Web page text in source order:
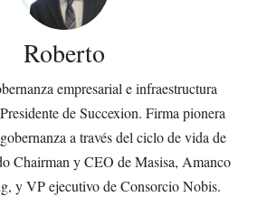
Roberto
empresarial e infraestructura
de Succexion. Firma pionera
a través del ciclo de vida de
Chairman y CEO de Masisa, Amanco
y VP ejecutivo de Consorcio Nobis.